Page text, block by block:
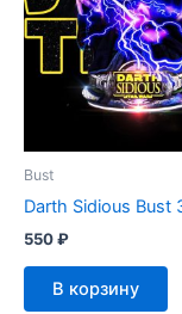
Bust
Darth Sidious Bust
550₽
В корзину